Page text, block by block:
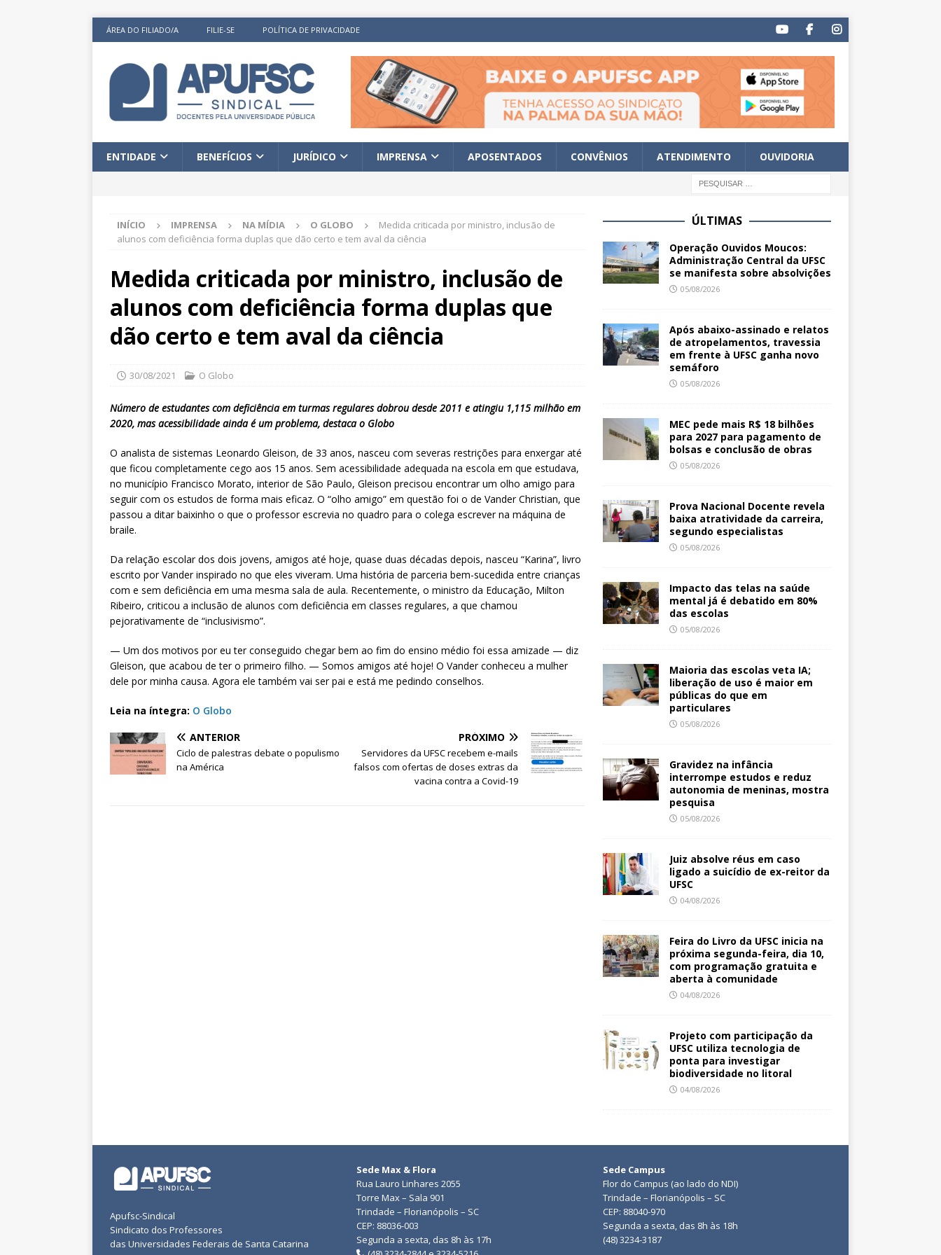
ÁREA DO FILIADO/A FILIE-SE POLÍTICA DE PRIVACIDADE
ENTIDADE BENEFÍCIOS JURÍDICO IMPRENSA APOSENTADOS CONVÊNIOS ATENDIMENTO OUVIDORIA
INÍCIO IMPRENSA NA MÍDIA O GLOBO
Medida criticada por ministro, inclusão de
alunos com deficiência forma duplas que dão certo e tem aval da ciência
Medida criticada por ministro, inclusão de
alunos com deficiência forma duplas que
dão certo e tem aval da ciência
30/08/2021 O Globo
Número de estudantes com deficiência em turmas regulares dobrou desde 2011 e atingiu 1,115 milhão em
2020, mas acessibilidade ainda é um problema, destaca o Globo
O analista de sistemas Leonardo Gleison, de 33 anos, nasceu com severas restrições para enxergar até
que ficou completamente cego aos 15 anos. Sem acessibilidade adequada na escola em que estudava,
no município Francisco Morato, interior de São Paulo, Gleison precisou encontrar um olho amigo para
seguir com os estudos de forma mais eficaz. O “olho amigo” em questão foi o de Vander Christian, que
passou a ditar baixinho o que o professor escrevia no quadro para o colega escrever na máquina de
braile.
Da relação escolar dos dois jovens, amigos até hoje, quase duas décadas depois, nasceu “Karina”, livro
escrito por Vander inspirado no que eles viveram. Uma história de parceria bem-sucedida entre crianças
com e sem deficiência em uma mesma sala de aula. Recentemente, o ministro da Educação, Milton
Ribeiro, criticou a inclusão de alunos com deficiência em classes regulares, a que chamou
pejorativamente de “inclusivismo”.
— Um dos motivos por eu ter conseguido chegar bem ao fim do ensino médio foi essa amizade — diz
Gleison, que acabou de ter o primeiro filho. — Somos amigos até hoje! O Vander conheceu a mulher
dele por minha causa. Agora ele também vai ser pai e está me pedindo conselhos.
Leia na íntegra: O Globo
ANTERIOR
Ciclo de palestras debate o populismo
na América
PRÓXIMO
Servidores da UFSC recebem e-mails
falsos com ofertas de doses extras da
vacina contra a Covid-19
ÚLTIMAS
Operação Ouvidos Moucos:
Administração Central da UFSC
se manifesta sobre absolvições
05/08/2026
Após abaixo-assinado e relatos
de atropelamentos, travessia
em frente à UFSC ganha novo
semáforo
05/08/2026
MEC pede mais R$ 18 bilhões
para 2027 para pagamento de
bolsas e conclusão de obras
05/08/2026
Prova Nacional Docente revela
baixa atratividade da carreira,
segundo especialistas
05/08/2026
Impacto das telas na saúde
mental já é debatido em 80%
das escolas
05/08/2026
Maioria das escolas veta IA;
liberação de uso é maior em
públicas do que em
particulares
05/08/2026
Gravidez na infância
interrompe estudos e reduz
autonomia de meninas, mostra
pesquisa
05/08/2026
Juiz absolve réus em caso
ligado a suicídio de ex-reitor da
UFSC
04/08/2026
Feira do Livro da UFSC inicia na
próxima segunda-feira, dia 10,
com programação gratuita e
aberta à comunidade
04/08/2026
Projeto com participação da
UFSC utiliza tecnologia de
ponta para investigar
biodiversidade no litoral
04/08/2026
Apufsc-Sindical
Sindicato dos Professores
das Universidades Federais de Santa Catarina
Sede Max & Flora
Rua Lauro Linhares 2055
Torre Max – Sala 901
Trindade – Florianópolis – SC
CEP: 88036-003
Segunda a sexta, das 8h às 17h
Sede Campus
Flor do Campus (ao lado do NDI)
Trindade – Florianópolis – SC
CEP: 88040-970
Segunda a sexta, das 8h às 18h
(48) 3234-3187